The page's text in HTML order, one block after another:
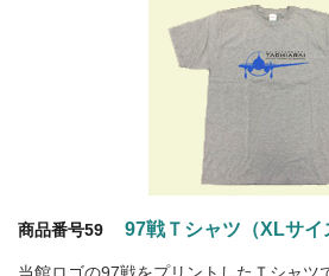
商品番号59 97戦Ｔシャツ（XLサイ